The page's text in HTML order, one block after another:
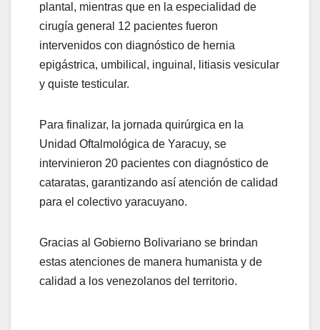
plantal, mientras que en la especialidad de
cirugía general 12 pacientes fueron
intervenidos con diagnóstico de hernia
epigástrica, umbilical, inguinal, litiasis vesicular
y quiste testicular.
Para finalizar, la jornada quirúrgica en la
Unidad Oftalmológica de Yaracuy, se
intervinieron 20 pacientes con diagnóstico de
cataratas, garantizando así atención de calidad
para el colectivo yaracuyano.
Gracias al Gobierno Bolivariano se brindan
estas atenciones de manera humanista y de
calidad a los venezolanos del territorio.